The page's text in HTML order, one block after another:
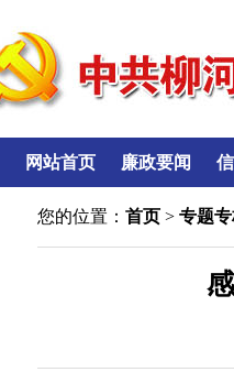
网站首页 廉政要闻
您的位置：首页 >专题